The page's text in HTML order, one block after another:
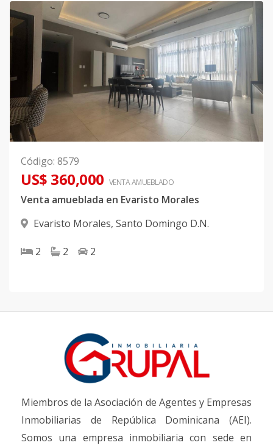
Código: 8579
US$ 360,000 VENTA AMUEBLADO
Venta amueblada en Evaristo Morales
Evaristo Morales, Santo Domingo D.N.
2 2 2
Miembros de la Asociación de Agentes y Empresas
Inmobiliarias de República Dominicana (AEI).
Somos una empresa inmobiliaria con sede en